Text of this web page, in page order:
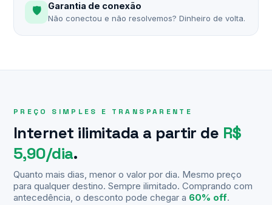
🛡️ Garantia de conexão
Não conectou e não resolvemos? Dinheiro de volta.
PREÇO SIMPLES E TRANSPARENTE
Internet ilimitada a partir de R$
5,90/dia.
Quanto mais dias, menor o valor por dia. Mesmo preço
para qualquer destino. Sempre ilimitado. Comprando com
antecedência, o desconto pode chegar a 60% off.